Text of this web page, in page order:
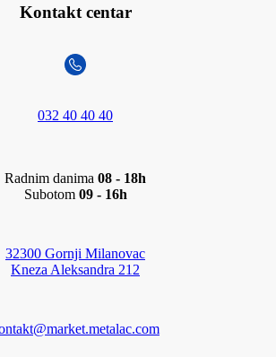
Kontakt centar
032 40 40 40
Radnim danima 08 - 18h
Subotom 09 - 16h
32300 Gornji Milanovac
Kneza Aleksandra 212